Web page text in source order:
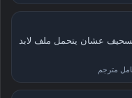
عشان يتحمل ملف لابد